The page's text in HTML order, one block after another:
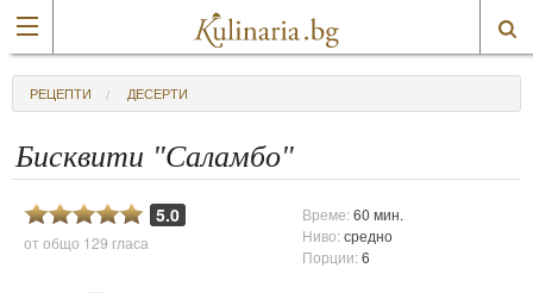
РЕЦЕПТИ ДЕСЕРТИ
Бисквити "Саламбо"
5.0
от общо 129 гласа
Време:60 мин.
Ниво:средно
Порции:6